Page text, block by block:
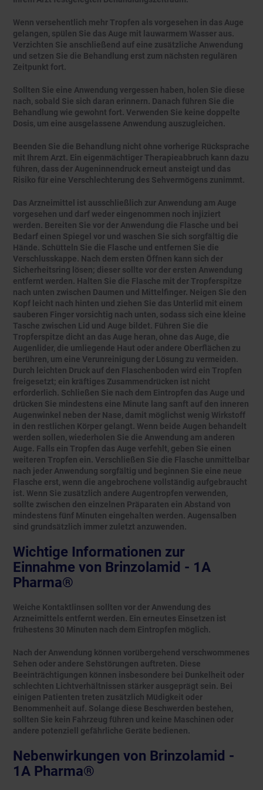
Wenn versehentlich mehr Tropfen als vorgesehen in das Auge
gelangen, spülen Sie das Auge mit lauwarmem Wasser aus.
Verzichten Sie anschließend auf eine zusätzliche Anwendung
und setzen Sie die Behandlung erst zum nächsten regulären
Zeitpunkt fort.
Sollten Sie eine Anwendung vergessen haben, holen Sie diese
nach, sobald Sie sich daran erinnern. Danach führen Sie die
Behandlung wie gewohnt fort. Verwenden Sie keine doppelte
Dosis, um eine ausgelassene Anwendung auszugleichen.
Beenden Sie die Behandlung nicht ohne vorherige Rücksprache
mit Ihrem Arzt. Ein eigenmächtiger Therapieabbruch kann dazu
führen, dass der Augeninnendruck erneut ansteigt und das
Risiko für eine Verschlechterung des Sehvermögens zunimmt.
Das Arzneimittel ist ausschließlich zur Anwendung am Auge
vorgesehen und darf weder eingenommen noch injiziert
werden. Bereiten Sie vor der Anwendung die Flasche und bei
Bedarf einen Spiegel vor und waschen Sie sich sorgfältig die
Hände. Schütteln Sie die Flasche und entfernen Sie die
Verschlusskappe. Nach dem ersten Öffnen kann sich der
Sicherheitsring lösen; dieser sollte vor der ersten Anwendung
entfernt werden. Halten Sie die Flasche mit der Tropferspitze
nach unten zwischen Daumen und Mittelfinger. Neigen Sie den
Kopf leicht nach hinten und ziehen Sie das Unterlid mit einem
sauberen Finger vorsichtig nach unten, sodass sich eine kleine
Tasche zwischen Lid und Auge bildet. Führen Sie die
Tropferspitze dicht an das Auge heran, ohne das Auge, die
Augenlider, die umliegende Haut oder andere Oberflächen zu
berühren, um eine Verunreinigung der Lösung zu vermeiden.
Durch leichten Druck auf den Flaschenboden wird ein Tropfen
freigesetzt; ein kräftiges Zusammendrücken ist nicht
erforderlich. Schließen Sie nach dem Eintropfen das Auge und
drücken Sie mindestens eine Minute lang sanft auf den inneren
Augenwinkel neben der Nase, damit möglichst wenig Wirkstoff
in den restlichen Körper gelangt. Wenn beide Augen behandelt
werden sollen, wiederholen Sie die Anwendung am anderen
Auge. Falls ein Tropfen das Auge verfehlt, geben Sie einen
weiteren Tropfen ein. Verschließen Sie die Flasche unmittelbar
nach jeder Anwendung sorgfältig und beginnen Sie eine neue
Flasche erst, wenn die angebrochene vollständig aufgebraucht
ist. Wenn Sie zusätzlich andere Augentropfen verwenden,
sollte zwischen den einzelnen Präparaten ein Abstand von
mindestens fünf Minuten eingehalten werden. Augensalben
sind grundsätzlich immer zuletzt anzuwenden.
Wichtige Informationen zur
Einnahme von Brinzolamid - 1A
Pharma®
Weiche Kontaktlinsen sollten vor der Anwendung des
Arzneimittels entfernt werden. Ein erneutes Einsetzen ist
frühestens 30 Minuten nach dem Eintropfen möglich.
Nach der Anwendung können vorübergehend verschwommenes
Sehen oder andere Sehstörungen auftreten. Diese
Beeinträchtigungen können insbesondere bei Dunkelheit oder
schlechten Lichtverhältnissen stärker ausgeprägt sein. Bei
einigen Patienten treten zusätzlich Müdigkeit oder
Benommenheit auf. Solange diese Beschwerden bestehen,
sollten Sie kein Fahrzeug führen und keine Maschinen oder
andere potenziell gefährliche Geräte bedienen.
Nebenwirkungen von Brinzolamid -
1A Pharma®